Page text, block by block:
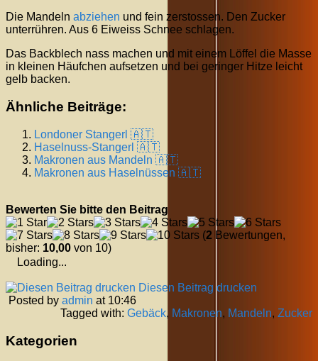
Die Mandeln abziehen und fein zerstossen. Den Zucker
unterrühren. Aus 6 Eiweiss Schnee schlagen.
Das Backblech nass machen und mit einem Löffel die Masse
in kleinen Häufchen aufsetzen und bei geringer Hitze leicht
gelb backen.
Ähnliche Beiträge:
Londoner Stangerl 🇦🇹
Haselnuss-Stangerl 🇦🇹
Makronen aus Mandeln 🇦🇹
Makronen aus Haselnüssen 🇦🇹
Bewerten Sie bitte den Beitrag
(2 Bewertungen,
bisher: 10,00 von 10)
Loading...
Diesen Beitrag drucken
Posted by admin at 10:46
Tagged with: Gebäck, Makronen, Mandeln, Zucker
Kategorien